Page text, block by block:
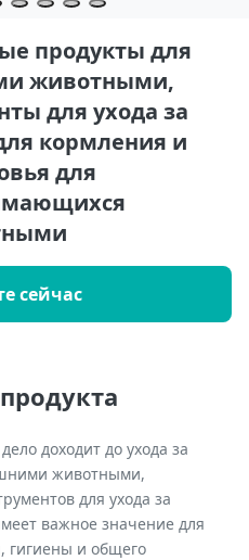
продукты для
животными,
для ухода за
кормления и
для
сейчас
доходит до ухода за
животными,
для ухода за
важное значение для
гигиены и общего